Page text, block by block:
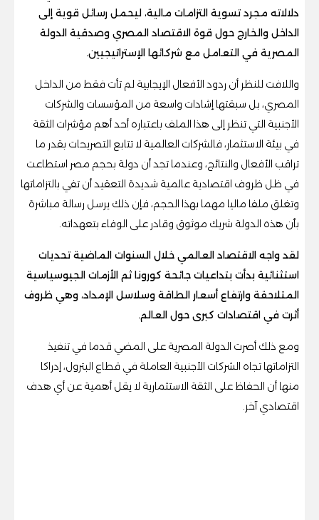
دلالاته مجرد تسوية التزامات مالية، ليحمل رسائل قوية إلى
الداخل والخارج حول قوة الاقتصاد المصري وصدقية الدولة
المصرية في التعامل مع شركائها الإستراتيجيين.
واللافت للنظر أن ردود الأفعال الإيجابية لم تأت فقط من الداخل
المصري، بل سبقتها إشادات واسعة من المؤسسات والشركات
الأجنبية التي تنظر إلى هذا الملف باعتباره أحد أهم مؤشرات الثقة
في بيئة الاستثمار، فالشركات العالمية لا تتابع التصريحات بقدر ما
تراقب الأفعال والنتائج، وعندما تجد أن دولة بحجم مصر استطاعت
في ظل ظروف اقتصادية عالمية شديدة التعقيد أن تفي بالتزاماتها
وتغلق ملفا ماليا مهما بهذا الحجم، فإن ذلك يرسل رسالة مباشرة
بأن هذه الدولة شريك موثوق وقادر على الوفاء بتعهداته.
لقد واجه الاقتصاد العالمي خلال السنوات الماضية تحديات
استثنائية بدأت بتداعيات جائحة كورونا ثم الأزمات الجيوسياسية
المتلاحقة وارتفاع أسعار الطاقة وسلاسل الإمداد، وهي ظروف
أثرت في اقتصادات كبرى حول العالم.
ومع ذلك أصرت الدولة المصرية على المضي قدما في تنفيذ
التزاماتها تجاه الشركات الأجنبية العاملة في قطاع البترول، إدراكا
منها أن الحفاظ على الثقة الاستثمارية لا يقل أهمية عن أي هدف
اقتصادي آخر.